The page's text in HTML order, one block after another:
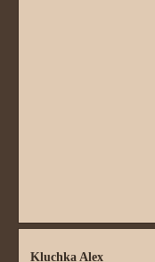
Kluchka Alex